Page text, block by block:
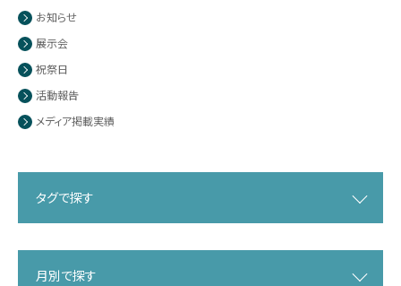
お知らせ
展示会
祝祭日
活動報告
メディア掲載実績
タグで探す
月別で探す